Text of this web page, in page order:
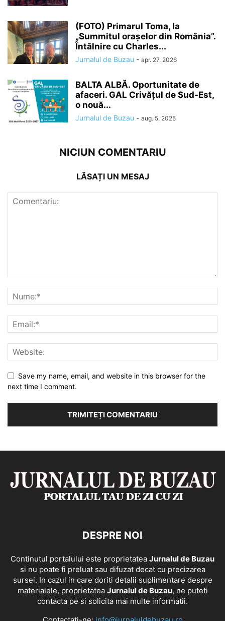
(FOTO) Primarul Toma, la
„Summitul orașelor din România”.
Întâlnire cu Charles...
Jurnalul de Buzau - apr. 27, 2026
BALTA ALBĂ. Oportunitate de
afaceri. GAL Crivățul de Sud-Est,
o nouă...
Jurnalul de Buzau - aug. 5, 2025
NICIUN COMENTARIU
LĂSAȚI UN MESAJ
Save my name, email, and website in this browser for the
next time I comment.
DESPRE NOI
Continutul portalului este proprietatea Jurnalul de Buzau
si nu poate fi preluat sau difuzat decat cu precizarea
sursei. In cazul in care doriti detalii suplimentare despre
materialele, proprietatea Jurnalul de Buzau, ne puteti
contacta pe si solicita mai multe informatii.